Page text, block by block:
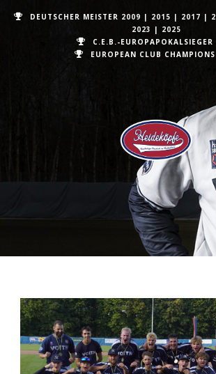
DEUTSCHER MEISTER 2009 | 2015 | 2017 |
2023 | 2025
C.E.B.-EUROPAPOKALSIEGER
EUROPEAN CLUB CHAMPIONS